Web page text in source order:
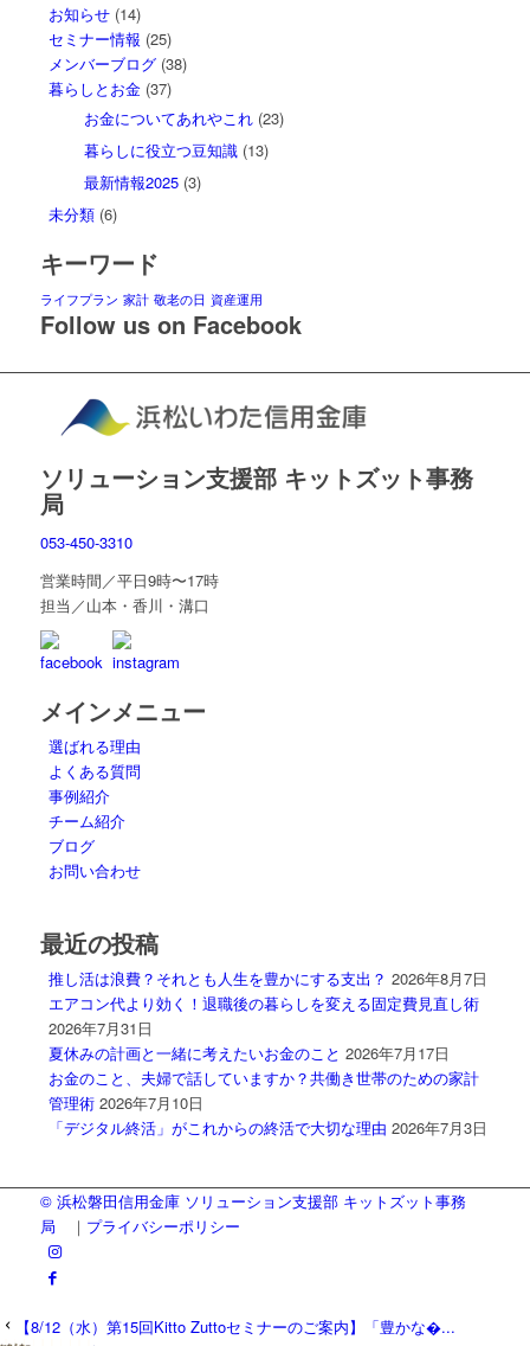
お知らせ(14)
セミナー情報 (25)
メンバーブログ(38)
暮らしとお金(37)
お金についてあれやこれ(23)
暮らしに役立つ豆知識(13)
最新情報2025(3)
未分類(6)
キーワード
ライフプラン 家計 敬老の日 資産運用
Follow us on Facebook
ソリューション支援部 キットズット事務
局
053-450-3310
営業時間／平日9時〜17時
担当／山本・香川・溝口
メインメニュー
選ばれる理由
よくある質問
事例紹介
チーム紹介
ブログ
お問い合わせ
最近の投稿
推し活は浪費？それとも人生を豊かにする支出？ 2026年8月7日
エアコン代より効く！退職後の暮らしを変える固定費見直し術
2026年7月31日
夏休みの計画と一緒に考えたいお金のこと 2026年7月17日
お金のこと、夫婦で話していますか？共働き世帯のための家計
管理術 2026年7月10日
「デジタル終活」がこれからの終活で大切な理由 2026年7月3日
© 浜松磐田信用金庫 ソリューション支援部 キットズット事務
局 ｜ プライバシーポリシー
【8/12（水）第15回Kitto Zuttoセミナーのご案内】「豊かな�...